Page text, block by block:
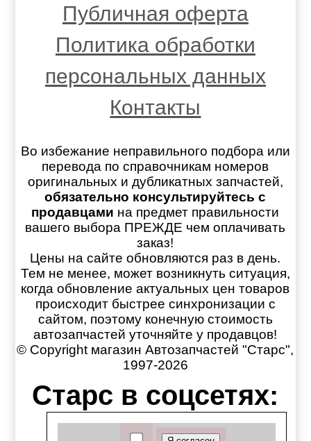
Публичная оферта
Политика обработки
персональных данных
Контакты
Во избежание неправильного подбора или
перевода по справочникам номеров
оригинальных и дубликатных запчастей,
обязательно консультируйтесь с
продавцами на предмет правильности
вашего выбора ПРЕЖДЕ чем оплачивать
заказ!
Цены на сайте обновляются раз в день.
Тем не менее, может возникнуть ситуация,
когда обновление актуальных цен товаров
происходит быстрее синхронизации с
сайтом, поэтому конечную стоимость
автозапчастей уточняйте у продавцов!
© Copyright магазин Автозапчастей "Старс",
1997-2026
Старс в соцсетях:
Старс вКонтакте